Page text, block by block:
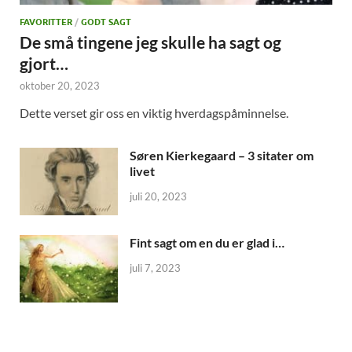
FAVORITTER / GODT SAGT
De små tingene jeg skulle ha sagt og
gjort…
oktober 20, 2023
Dette verset gir oss en viktig hverdagspåminnelse.
Søren Kierkegaard – 3 sitater om
livet
juli 20, 2023
Fint sagt om en du er glad i…
juli 7, 2023